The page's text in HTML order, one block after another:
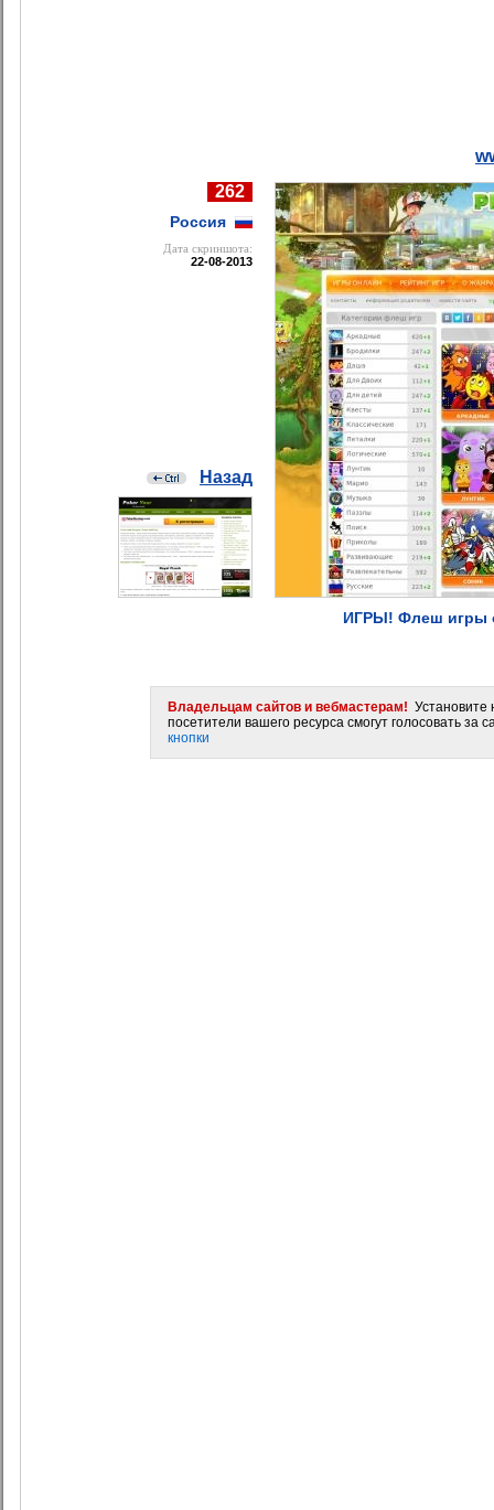
262
Россия
Дата cкриншота:
22-08-2013
Назад
ИГРЫ! Флеш игры
Владельцам сайтов и вебмастерам! Установите
посетители вашего ресурса смогут голосовать за
кнопки